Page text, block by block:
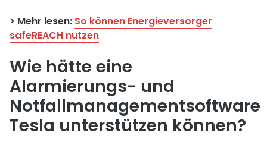
> Mehr lesen: So können Energieversorger
safeREACH nutzen
Wie hätte eine
Alarmierungs- und
Notfallmanagementsoftware
Tesla unterstützen können?